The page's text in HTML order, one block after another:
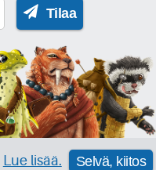
Tilaa
Lue lisää. Selvä, kiitos